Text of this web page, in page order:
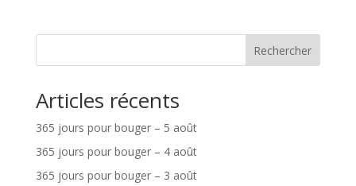
Rechercher
Articles récents
365 jours pour bouger – 5 août
365 jours pour bouger – 4 août
365 jours pour bouger – 3 août